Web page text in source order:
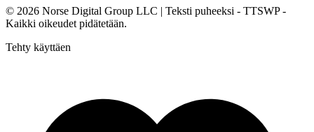
© 2026 Norse Digital Group LLC | Teksti puheeksi - TTSWP -
Kaikki oikeudet pidätetään.
Tehty käyttäen